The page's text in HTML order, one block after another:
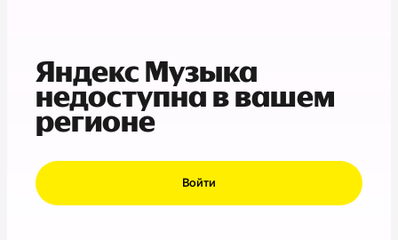
Яндекс Музыка
недоступна в вашем
регионе
Войти